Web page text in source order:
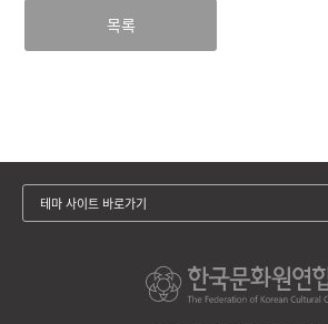
목록
테마 사이트 바로가기